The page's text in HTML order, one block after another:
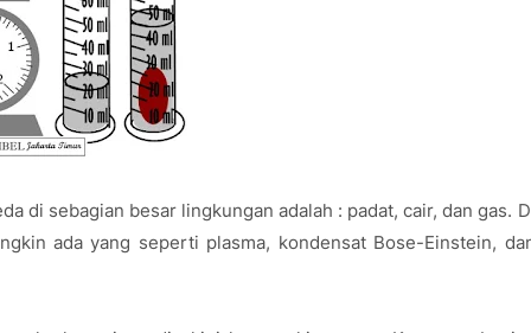
di sebagian besar lingkungan adalah : padat, cair, dan gas.
ada yang seperti plasma, kondensat Bose-Einstein,